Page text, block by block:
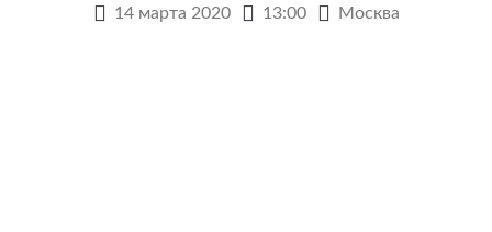
14 марта 2020 13:00 Москва